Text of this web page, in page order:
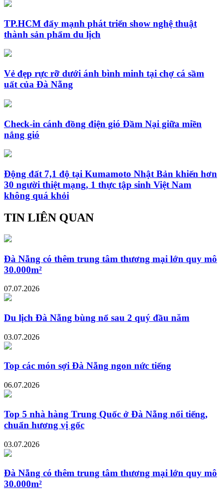
TP.HCM đẩy mạnh phát triển show nghệ thuật
thành sản phẩm du lịch
Vẻ đẹp rực rỡ dưới ánh bình minh tại chợ cá sầm
uất của Đà Nẵng
Check-in cánh đồng điện gió Đầm Nại giữa miền
nắng gió
Động đất 7,1 độ tại Kumamoto Nhật Bản khiến hơn
30 người thiệt mạng, 1 thực tập sinh Việt Nam
không quá khỏi
TIN LIÊN QUAN
Đà Nẵng có thêm trung tâm thương mại lớn quy mô
30.000m²
07.07.2026
Du lịch Đà Nẵng bùng nổ sau 2 quý đầu năm
03.07.2026
Top các món sợi Đà Nẵng ngon nức tiếng
06.07.2026
Top 5 nhà hàng Trung Quốc ở Đà Nẵng nổi tiếng,
chuẩn hương vị gốc
03.07.2026
Đà Nẵng có thêm trung tâm thương mại lớn quy mô
30.000m²